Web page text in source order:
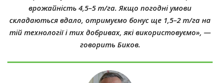
врожайність 4,5–5 т/га. Якщо погодні умови
складаються вдало, отримуємо бонус ще 1,5–2 т/га на
тій технології і тих добривах, які використовуємо», —
говорить Биков.